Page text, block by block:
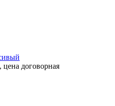
договорная